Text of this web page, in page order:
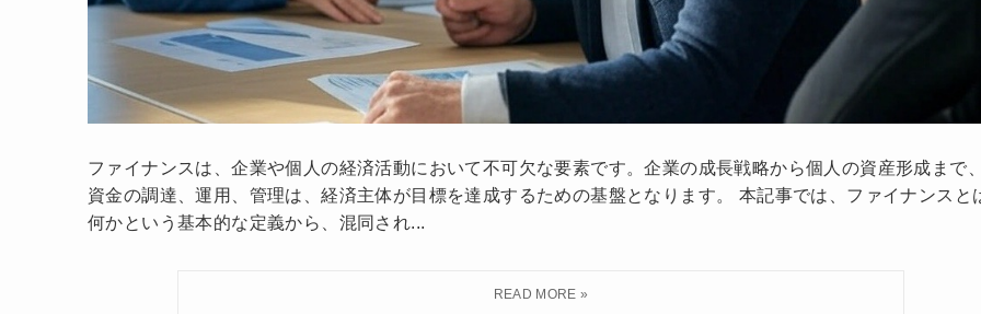
ファイナンスは、企業や個人の経済活動において不可欠な要素です。企業の成長戦略から個人の資産形成まで
資金の調達、運用、管理は、経済主体が目標を達成するための基盤となります。 本記事では、ファイナンスと
何かという基本的な定義から、混同され...